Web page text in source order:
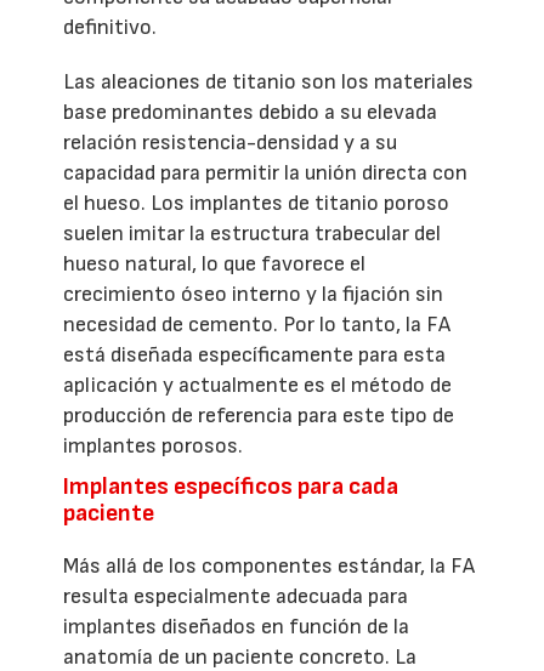
definitivo.
Las aleaciones de titanio son los materiales
base predominantes debido a su elevada
relación resistencia-densidad y a su
capacidad para permitir la unión directa con
el hueso. Los implantes de titanio poroso
suelen imitar la estructura trabecular del
hueso natural, lo que favorece el
crecimiento óseo interno y la fijación sin
necesidad de cemento. Por lo tanto, la FA
está diseñada específicamente para esta
aplicación y actualmente es el método de
producción de referencia para este tipo de
implantes porosos.
Implantes específicos para cada
paciente
Más allá de los componentes estándar, la FA
resulta especialmente adecuada para
implantes diseñados en función de la
anatomía de un paciente concreto. La